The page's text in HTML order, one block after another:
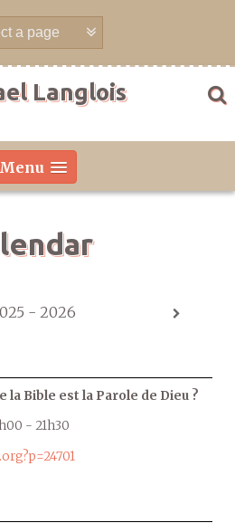
Langlois
Menu
- 2026
la Bible est la Parole de Dieu ?
- 21h30